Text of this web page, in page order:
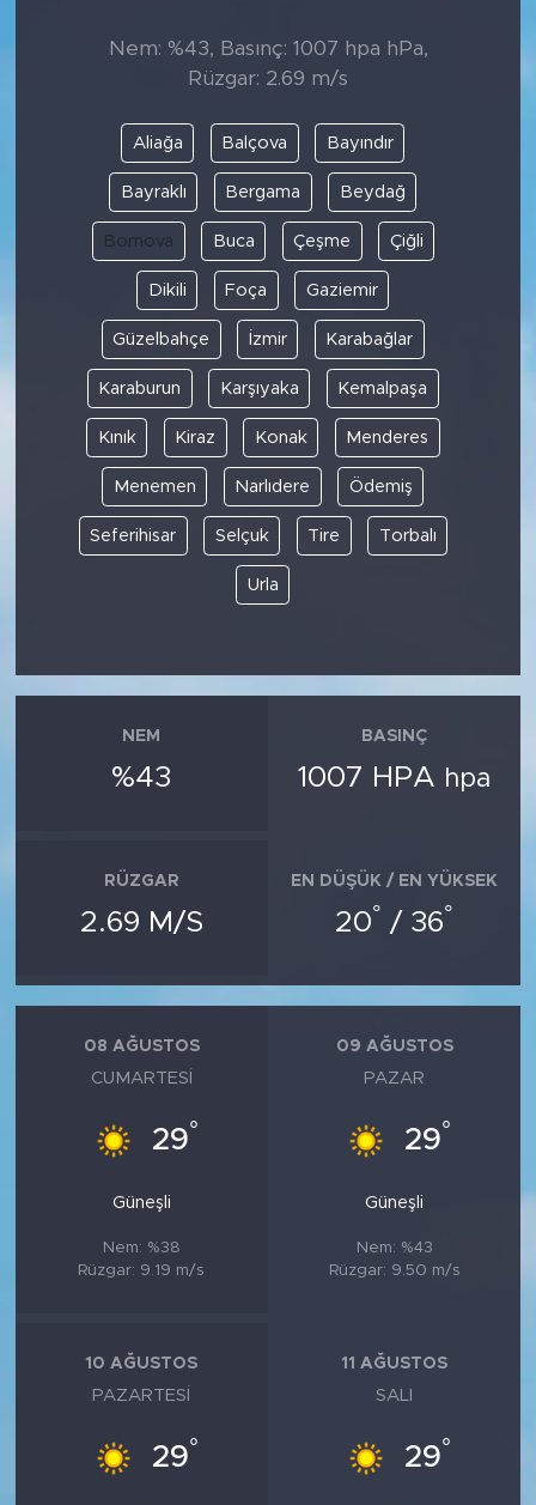
Nem: %43, Basınç: 1007 hpa hPa,
Rüzgar: 2.69 m/s
Aliağa Balçova Bayındır
Bayraklı Bergama Beydağ
Bornova Buca Çeşme Çiğli
Dikili Foça Gaziemir
Güzelbahçe İzmir Karabağlar
Karaburun Karşıyaka Kemalpaşa
Kınık Kiraz Konak Menderes
Menemen Narlıdere Ödemiş
Seferihisar Selçuk Tire Torbalı
Urla
NEM
%43
BASINÇ
1007 HPA hpa
RÜZGAR
2.69 M/S
EN DÜŞÜK / EN YÜKSEK
20° / 36°
08 AĞUSTOS
CUMARTESI
29°
Güneşli
Nem: %38
Rüzgar: 9.19 m/s
09 AĞUSTOS
PAZAR
29°
Güneşli
Nem: %43
Rüzgar: 9.50 m/s
10 AĞUSTOS
PAZARTESI
29°
11 AĞUSTOS
SALI
29°